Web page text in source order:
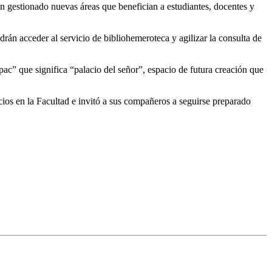
nuevas áreas que benefician a estudiantes, docentes y
acceder al servicio de bibliohemeroteca y agilizar la consulta de
que significa “palacio del señor”, espacio de futura creación que
en la Facultad e invitó a sus compañeros a seguirse preparado